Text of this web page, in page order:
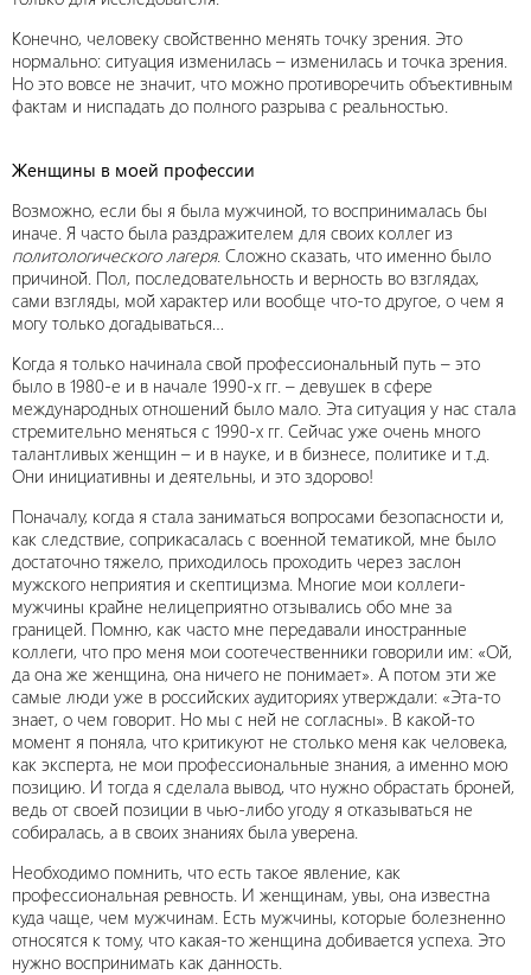
Конечно, человеку свойственно менять точку зрения. Это
нормально: ситуация изменилась – изменилась и точка зрения.
Но это вовсе не значит, что можно противоречить объективным
фактам и ниспадать до полного разрыва с реальностью.
Женщины в моей профессии
Возможно, если бы я была мужчиной, то воспринималась бы
иначе. Я часто была раздражителем для своих коллег из
политологического лагеря. Сложно сказать, что именно было
причиной. Пол, последовательность и верность во взглядах,
сами взгляды, мой характер или вообще что-то другое, о чем я
могу только догадываться…
Когда я только начинала свой профессиональный путь – это
было в 1980-е и в начале 1990-х гг. – девушек в сфере
международных отношений было мало. Эта ситуация у нас стала
стремительно меняться с 1990-х гг. Сейчас уже очень много
талантливых женщин – и в науке, и в бизнесе, политике и т.д.
Они инициативны и деятельны, и это здорово!
Поначалу, когда я стала заниматься вопросами безопасности и,
как следствие, соприкасалась с военной тематикой, мне было
достаточно тяжело, приходилось проходить через заслон
мужского неприятия и скептицизма. Многие мои коллеги-
мужчины крайне нелицеприятно отзывались обо мне за
границей. Помню, как часто мне передавали иностранные
коллеги, что про меня мои соотечественники говорили им: «Ой,
да она же женщина, она ничего не понимает». А потом эти же
самые люди уже в российских аудиториях утверждали: «Эта-то
знает, о чем говорит. Но мы с ней не согласны». В какой-то
момент я поняла, что критикуют не столько меня как человека,
как эксперта, не мои профессиональные знания, а именно мою
позицию. И тогда я сделала вывод, что нужно обрастать броней,
ведь от своей позиции в чью-либо угоду я отказываться не
собиралась, а в своих знаниях была уверена.
Необходимо помнить, что есть такое явление, как
профессиональная ревность. И женщинам, увы, она известна
куда чаще, чем мужчинам. Есть мужчины, которые болезненно
относятся к тому, что какая-то женщина добивается успеха. Это
нужно воспринимать как данность.